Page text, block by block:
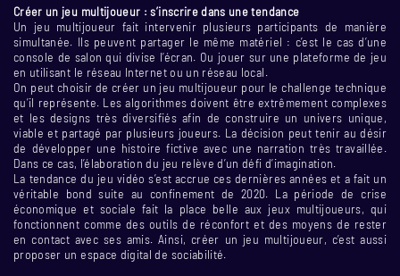
Créer un jeu multijoueur : s’inscrire dans une tendance
Un jeu multijoueur fait intervenir plusieurs participants de manière
simultanée. Ils peuvent partager le même matériel : c’est le cas d’une
console de salon qui divise l’écran. Ou jouer sur une plateforme de jeu
en utilisant le réseau Internet ou un réseau local.
On peut choisir de créer un jeu multijoueur pour le challenge technique
qu’il représente. Les algorithmes doivent être extrêmement complexes
et les designs très diversifiés afin de construire un univers unique,
viable et partagé par plusieurs joueurs. La décision peut tenir au désir
de développer une histoire fictive avec une narration très travaillée.
Dans ce cas, l’élaboration du jeu relève d’un défi d’imagination.
La tendance du jeu vidéo s’est accrue ces dernières années et a fait un
véritable bond suite au confinement de 2020. La période de crise
économique et sociale fait la place belle aux jeux multijoueurs, qui
fonctionnent comme des outils de réconfort et des moyens de rester
en contact avec ses amis. Ainsi, créer un jeu multijoueur, c’est aussi
proposer un espace digital de sociabilité.